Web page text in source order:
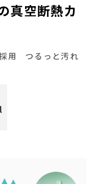
真空断熱カ
用 つるっと汚れ